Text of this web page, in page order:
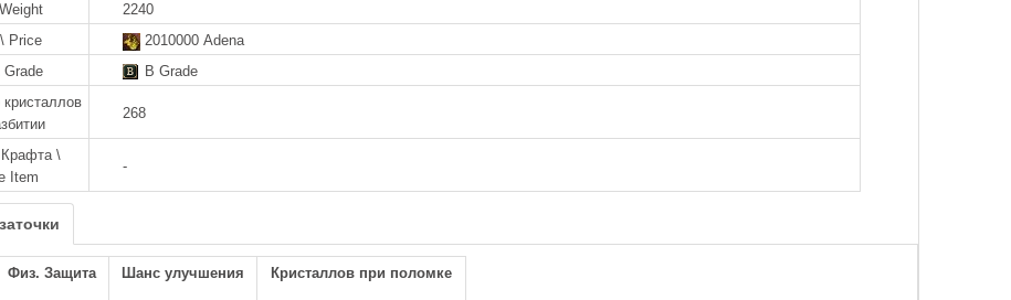
2240
Price
2010000 Adena
Grade
B Grade
кристаллов
268
\
Item
-
Физ. Защита Шанс улучшения Кристаллов при поломке